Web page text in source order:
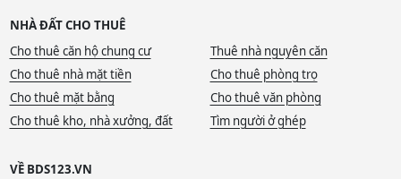
NHÀ ĐẤT CHO THUÊ
Cho thuê căn hộ chung cư
Thuê nhà nguyên căn
Cho thuê nhà mặt tiền
Cho thuê phòng trọ
Cho thuê mặt bằng
Cho thuê văn phòng
Cho thuê kho, nhà xưởng, đất
Tìm người ở ghép
VỀ BDS123.VN